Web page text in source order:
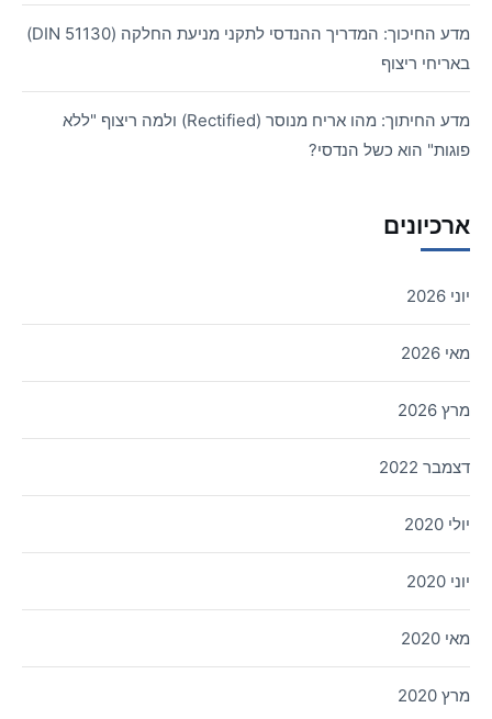
מדע החיכוך: המדריך ההנדסי לתקני מניעת החלקה (DIN 51130)
באריחי ריצוף
מדע החיתוך: מהו אריח מנוסר (Rectified) ולמה ריצוף "ללא
פוגות" הוא כשל הנדסי?
ארכיונים
יוני 2026
מאי 2026
מרץ 2026
דצמבר 2022
יולי 2020
יוני 2020
מאי 2020
מרץ 2020